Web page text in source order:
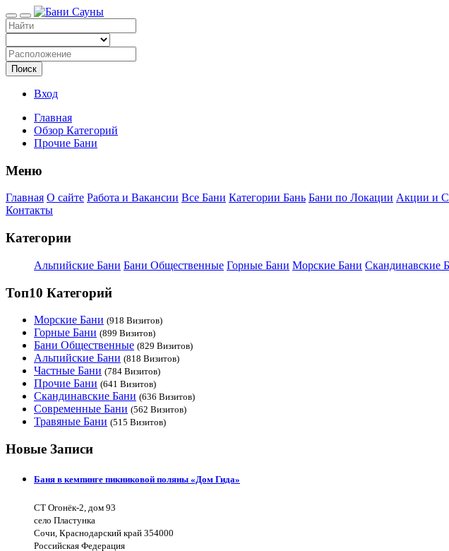
Поиск
Вход
Главная
Обзор Категорий
Прочие Бани
Меню
Главная О сайте Работа и Вакансии Все Бани Категории Бань Бани по Локации Акции и
Контакты
Категории
Альпийские Бани Бани Общественные Горные Бани Морские Бани Скандинавские
Топ10 Категорий
Морские Бани (918 Визитов)
Горные Бани (899 Визитов)
Бани Общественные (829 Визитов)
Альпийские Бани (818 Визитов)
Частные Бани (784 Визитов)
Прочие Бани (641 Визитов)
Скандинавские Бани (636 Визитов)
Современные Бани (562 Визитов)
Травяные Бани (515 Визитов)
Новые Записи
Баня в кемпинге пикниковой поляны «Дом Гида»
СТ Огонёк-2, дом 93
село Пластунка
Сочи, Краснодарский край 354000
Российская Федерация